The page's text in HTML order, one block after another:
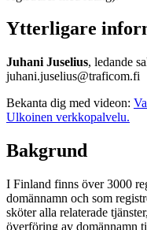
Ytterligare
Juhani Juselius, ledande
juhani.juselius@traficom.fi
Bekanta dig med videon:
Ulkoinen verkkopalvelu.
Bakgrund
I Finland finns över 3000
domännamn och som
sköter alla relaterade
överföring av domännamn